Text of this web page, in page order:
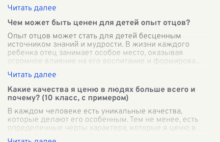
Чем может быть ценен для детей опыт отцов?
Опыт отцов может стать для детей бесценным
источником знаний и мудрости. В жизни каждого
ребенка отец занимает особое место, оказывая
огромное влияние на его воспитание и формирова
Какие качества я ценю в людях больше всего и
почему? (10 класс, с примером)
В каждом человеке есть уникальные качества,
которые делают его особенным. Тем не менее, есть
определенные черты характера, которые я ценю в
людях больше всего. Одна из таких черт —